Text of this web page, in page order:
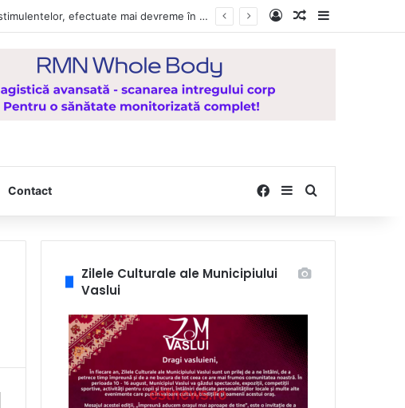
Vești bune pentru zeci de mii de vasluieni! Plățile alocațiilor, indemnizațiilor și stimulentelor, efectuate mai devreme în luna august 2026 Log InRandom Article
Contact Facebook
SidebarSearch for
Zilele Culturale ale Municipiului
Vaslui